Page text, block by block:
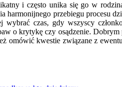
i często unika się go w
harmonijnego przebiegu procesu
czas, gdy wszyscy
o krytykę czy osądzenie.
omówić kwestie związane z